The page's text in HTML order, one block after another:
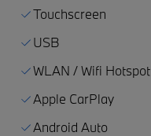
Touchscreen
USB
WLAN / Wifi Hotspot
Apple CarPlay
Android Auto